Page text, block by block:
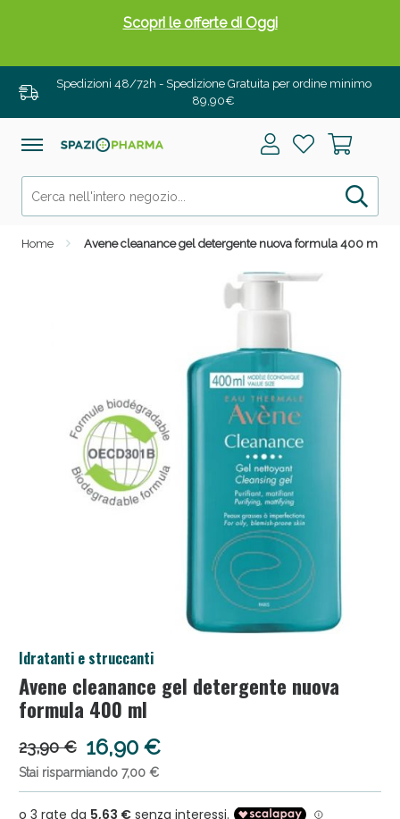
Spedizioni 48/72h - Spedizione Gratuita per ordine minimo
89,90€
Home Avene cleanance gel detergente nuova formula 400 ml
Idratanti e struccanti
Avene cleanance gel detergente nuova
formula 400 ml
23,90 € 16,90 €
Stai risparmiando 7,00 €
Scopri le offerte di Oggi
solo per OGGI!
Salini e Multivitaminici: oggi Sconto extra fino al